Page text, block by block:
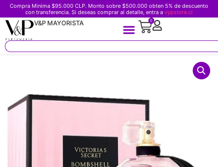
Compra Minima $95.000 CLP. Monto sobre $500.000 obten 5% de descuento
con transferencia. Si deseas comprar al detalle, entra a vypstore.cl
V&P MAYORISTA 0